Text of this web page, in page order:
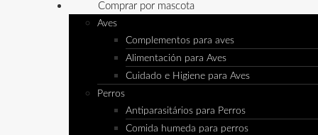
Comprar por mascota
Aves
Complementos para aves
Alimentación para Aves
Cuidado e Higiene para Aves
Perros
Antiparasitários para Perros
Comida humeda para perros